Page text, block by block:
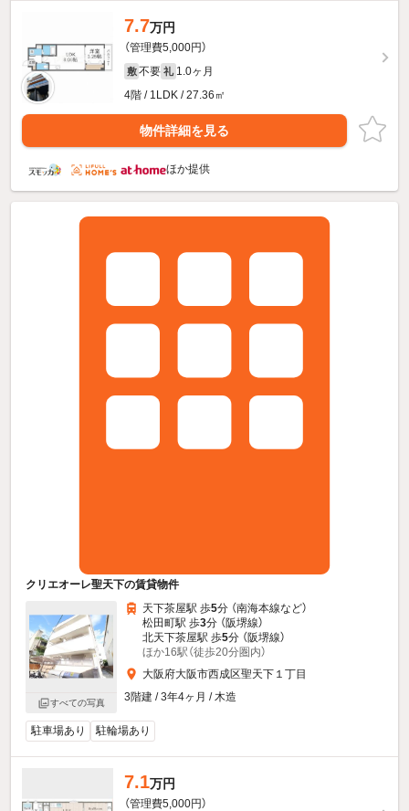
7.7万円
（管理費5,000円）
敷 不要 礼 1.0ヶ月
4階 / 1LDK / 27.36㎡
物件詳細を見る
ほか提供
クリエオーレ聖天下の賃貸物件
すべての写真
天下茶屋駅 歩5分 （南海本線など）
松田町駅 歩3分 （阪堺線）
北天下茶屋駅 歩5分 （阪堺線）
ほか16駅（徒歩20分圏内）
大阪府大阪市西成区聖天下１丁目
3階建 / 3年4ヶ月 / 木造
駐車場あり 駐輪場あり
7.1万円
（管理費5,000円）